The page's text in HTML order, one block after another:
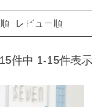
レビュー順
15件中 1-15件表示